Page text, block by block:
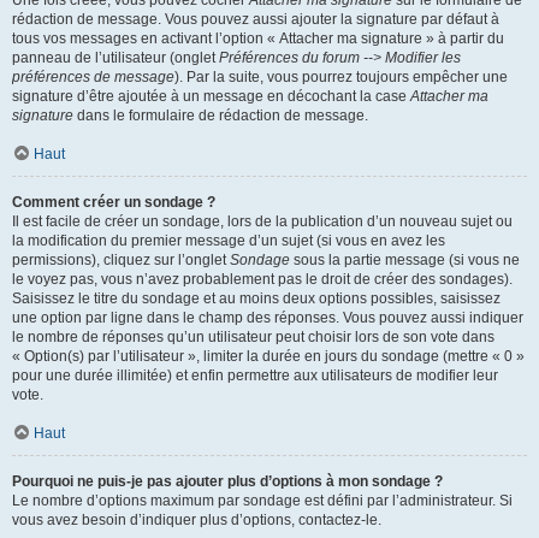
rédaction de message. Vous pouvez aussi ajouter la signature par défaut à
tous vos messages en activant l’option « Attacher ma signature » à partir du
panneau de l’utilisateur (ongletPréférences du forum --> Modifier les
préférences de message). Par la suite, vous pourrez toujours empêcher une
signature d’être ajoutée à un message en décochant la caseAttacher ma
signature dans le formulaire de rédaction de message.
Haut
Comment créer un sondage ?
Il est facile de créer un sondage, lors de la publication d’un nouveau sujet ou
la modification du premier message d’un sujet (si vous en avez les
permissions), cliquez sur l’ongletSondage sous la partie message (si vous ne
le voyez pas, vous n’avez probablement pas le droit de créer des sondages).
Saisissez le titre du sondage et au moins deux options possibles, saisissez
une option par ligne dans le champ des réponses. Vous pouvez aussi indiquer
le nombre de réponses qu’un utilisateur peut choisir lors de son vote dans
« Option(s) par l’utilisateur », limiter la durée en jours du sondage (mettre « 0 »
pour une durée illimitée) et enfin permettre aux utilisateurs de modifier leur
vote.
Haut
Pourquoi ne puis-je pas ajouter plus d’options à mon sondage ?
Le nombre d’options maximum par sondage est défini par l’administrateur. Si
vous avez besoin d’indiquer plus d’options, contactez-le.